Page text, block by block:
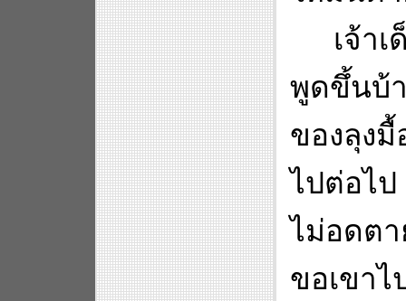
เจ้า
พูดขึ้น
ของลุง
ไปต่อไ
ไม่อดต
ขอเขาไ